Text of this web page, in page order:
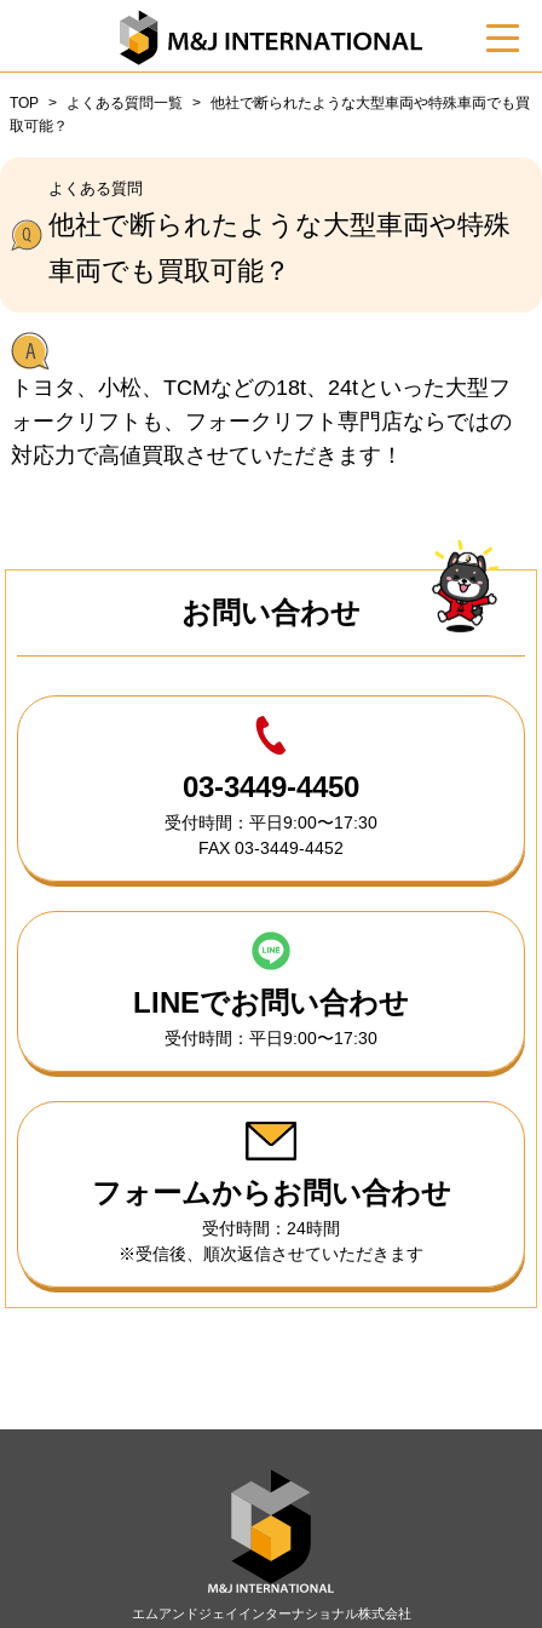
TOP よくある質問一覧
他社で断られたような大型車両や特殊車両でも買
取可能？
よくある質問
他社で断られたような大型車両や特殊
車両でも買取可能？
トヨタ、小松、TCMなどの18t、24tといった大型フ
ォークリフトも、フォークリフト専門店ならではの
対応力で高値買取させていただきます！
お問い合わせ
03-3449-4450
受付時間：平日9:00〜17:30
FAX 03-3449-4452
LINEでお問い合わせ
受付時間：平日9:00〜17:30
フォームからお問い合わせ
受付時間：24時間
※受信後、順次返信させていただきます
エムアンドジェイインターナショナル株式会社